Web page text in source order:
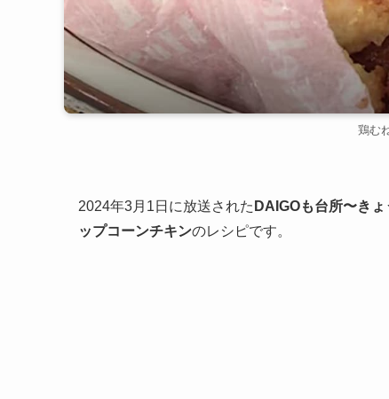
鶏む
2024年3月1日に放送された DAIGOも台所〜き
ップコーンチキンのレシピです。